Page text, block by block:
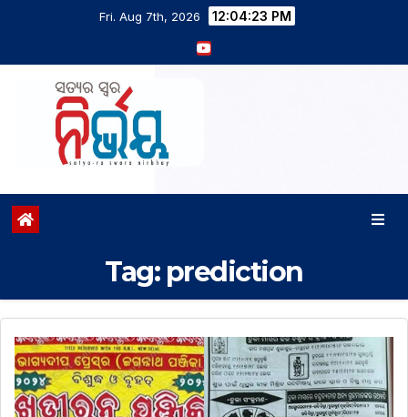
Fri. Aug 7th, 2026 12:04:23 PM
Tag: prediction